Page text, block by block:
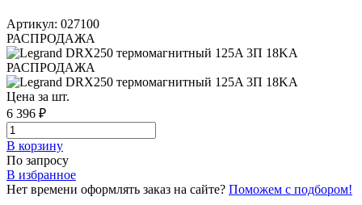
Артикул: 027100
РАСПРОДАЖА
РАСПРОДАЖА
Цена за шт.
6 396 ₽
В корзинy
По запросу
В избранное
Нет времени оформлять заказ на сайте? Поможем с подбором!